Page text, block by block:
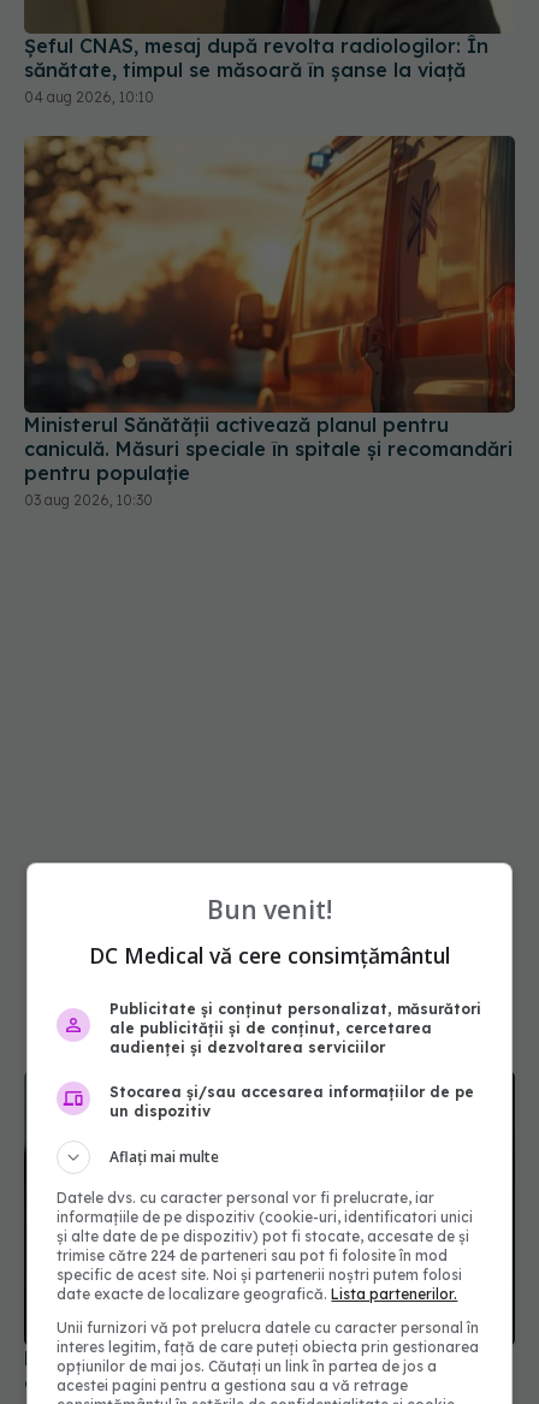
Șeful CNAS, mesaj după revolta radiologilor: În
sănătate, timpul se măsoară în șanse la viață
04 aug 2026, 10:10
Ministerul Sănătății activează planul pentru
caniculă. Măsuri speciale în spitale și recomandări
pentru populație
03 aug 2026, 10:30
PNRR: 174 de milioane de lei pentru sănătate într-
o singură săptămână. Ce spitale primesc bani
Bun venit!
DC Medical vă cere consimțământul
Publicitate și conținut personalizat, măsurători
ale publicității și de conținut, cercetarea
audienței și dezvoltarea serviciilor
Stocarea și/sau accesarea informațiilor de pe
un dispozitiv
Aflați mai multe
Datele dvs. cu caracter personal vor fi prelucrate, iar
informațiile de pe dispozitiv (cookie-uri, identificatori unici
și alte date de pe dispozitiv) pot fi stocate, accesate de și
trimise către 224 de parteneri sau pot fi folosite în mod
specific de acest site. Noi și partenerii noștri putem folosi
date exacte de localizare geografică.Lista partenerilor.
Unii furnizori vă pot prelucra datele cu caracter personal în
interes legitim, față de care puteți obiecta prin gestionarea
opțiunilor de mai jos. Căutați un link în partea de jos a
acestei pagini pentru a gestiona sau a vă retrage